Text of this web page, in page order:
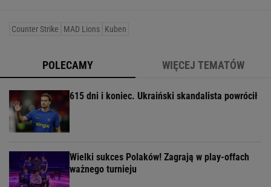
Counter Strike MAD Lions Kuben
POLECAMY WIĘCEJ TEMATÓW
615 dni i koniec. Ukraiński skandalista powrócił
Wielki sukces Polaków! Zagrają w play-offach
ważnego turnieju